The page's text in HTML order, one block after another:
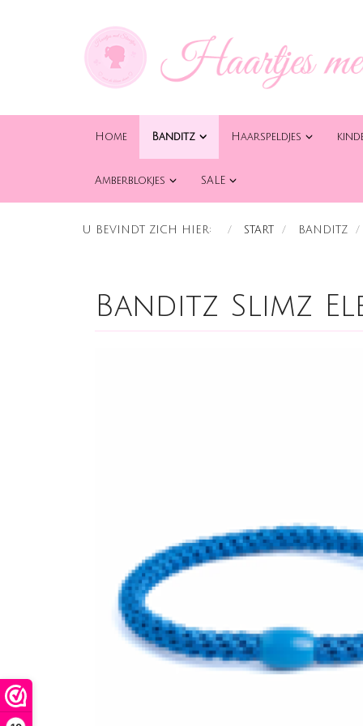
Home Banditz Haarspeldjes
Amberblokjes SALE
U BEVINDT ZICH HIER: START BANDITZ
Banditz Slimz